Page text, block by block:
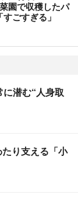
園で収穫したパ
ごすぎる」
潜む“人身取
り支える「小